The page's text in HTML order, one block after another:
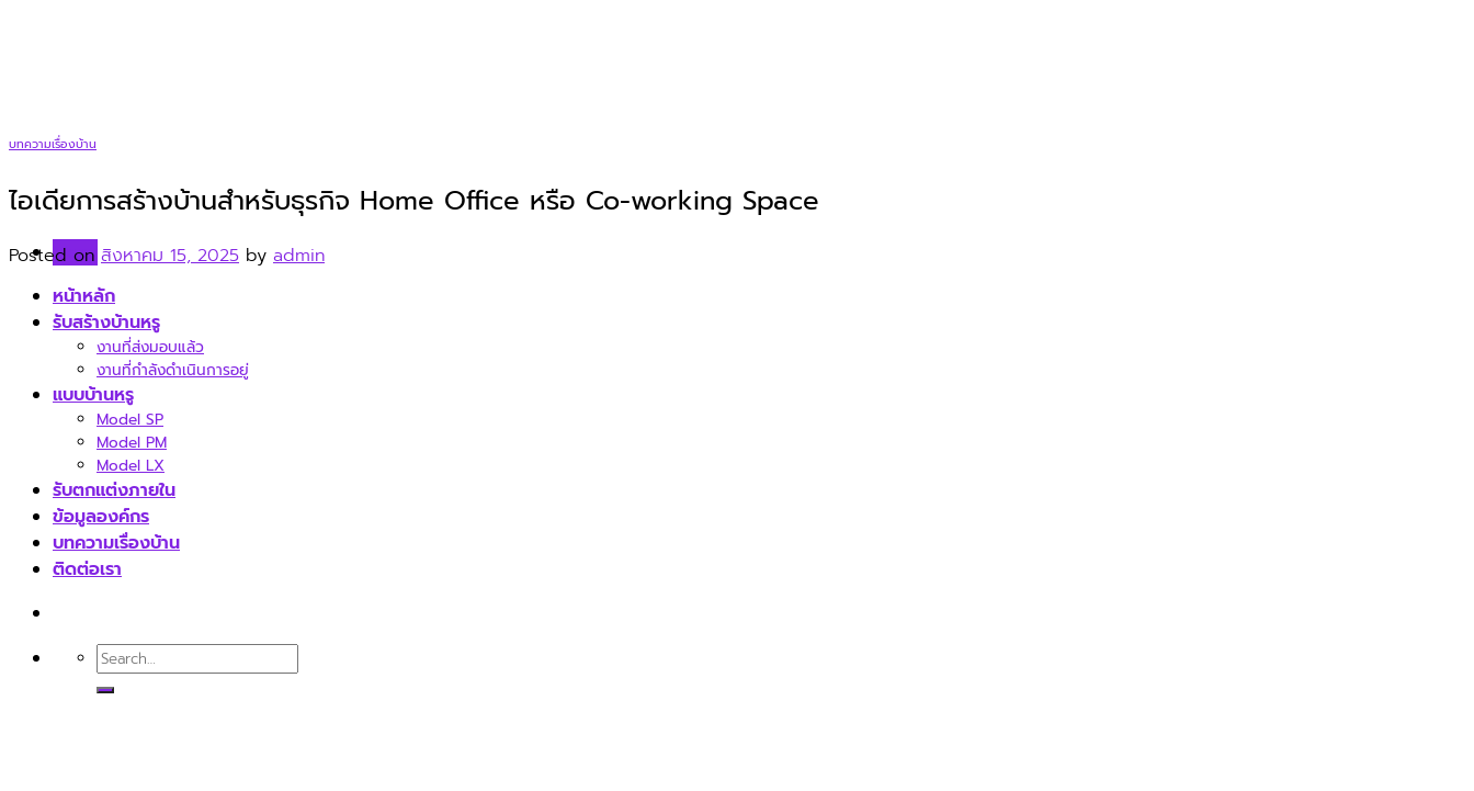
Menu
หน้าหลัก
รับสร้างบ้านหรู
งานที่ส่งมอบแล้ว
งานที่กำลังดำเนินการอยู่
แบบบ้านหรู
Model SP
Model PM
Model LX
รับตกแต่งภายใน
ข้อมูลองค์กร
บทความเรื่องบ้าน
ติดต่อเรา
บทความเรื่องบ้าน
ไอเดียการสร้างบ้านสำหรับธุรกิจ Home Office หรือ Co-working Space
Posted on สิงหาคม 15, 2025 by admin